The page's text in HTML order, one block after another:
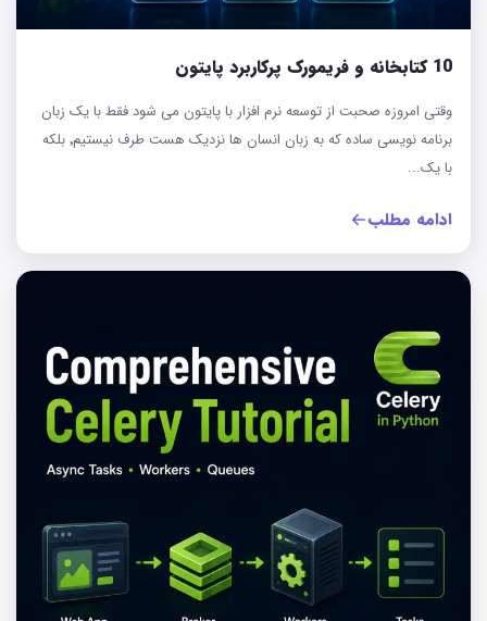
10 کتابخانه و فریمورک پرکاربرد پایتون
وقتی امروزه صحبت از توسعه نرم افزار با پایتون می شود فقط با یک زبان
برنامه نویسی ساده که به زبان انسان ها نزدیک هست طرف نیستیم٬ بلکه
با یک...
ادامه مطلب